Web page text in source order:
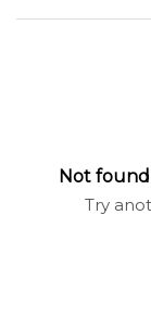
Not
Try